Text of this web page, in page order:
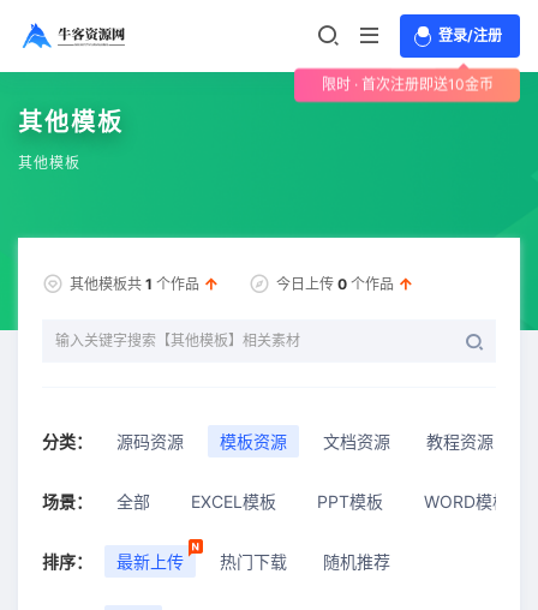
登录/注册
限时 · 首次注册即送10金币
其他模板
其他模板
其他模板共 1 个作品 今日上传 0 个作品
分类： 源码资源 模板资源 文档资源 教程资源
场景： 全部 EXCEL模板 PPT模板 WORD模板
排序： 最新上传 热门下载 随机推荐